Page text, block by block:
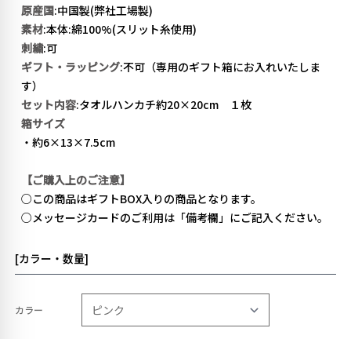
原産国:中国製(弊社工場製)
素材:本体:綿100%(スリット糸使用)
刺繍:可
ギフト・ラッピング:不可（専用のギフト箱にお入れいたしま
す）
セット内容:タオルハンカチ約20×20cm １枚
箱サイズ
・約6×13×7.5cm
【ご購入上のご注意】
○この商品はギフトBOX入りの商品となります。
○メッセージカードのご利用は「備考欄」にご記入ください。
[カラー・数量]
カラー